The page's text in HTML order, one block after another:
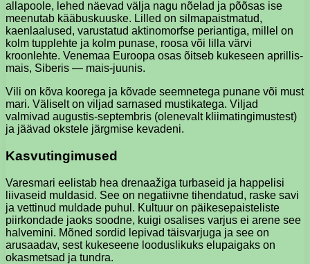
allapoole, lehed näevad välja nagu nõelad ja põõsas ise
meenutab kääbuskuuske. Lilled on silmapaistmatud,
kaenlaalused, varustatud aktinomorfse periantiga, millel on
kolm tupplehte ja kolm punase, roosa või lilla värvi
kroonlehte. Venemaa Euroopa osas õitseb kukeseen aprillis-
mais, Siberis — mais-juunis.
Vili on kõva koorega ja kõvade seemnetega punane või must
mari. Väliselt on viljad sarnased mustikatega. Viljad
valmivad augustis-septembris (olenevalt kliimatingimustest)
ja jäävad okstele järgmise kevadeni.
Kasvutingimused
Varesmari eelistab hea drenaažiga turbaseid ja happelisi
liivaseid muldasid. See on negatiivne tihendatud, raske savi
ja vettinud muldade puhul. Kultuur on päikesepaisteliste
piirkondade jaoks soodne, kuigi osalises varjus ei arene see
halvemini. Mõned sordid lepivad täisvarjuga ja see on
arusaadav, sest kukeseene looduslikuks elupaigaks on
okasmetsad ja tundra.